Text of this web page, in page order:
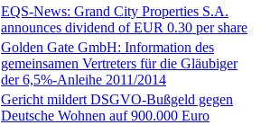
EQS-News: Grand City Properties S.A.
announces dividend of EUR 0.30 per share
Golden Gate GmbH: Information des
gemeinsamen Vertreters für die Gläubiger
der 6,5%-Anleihe 2011/2014
Gericht mildert DSGVO-Bußgeld gegen
Deutsche Wohnen auf 900.000 Euro